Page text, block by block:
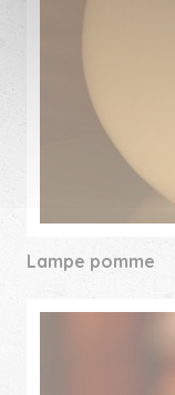
Lampe pomme